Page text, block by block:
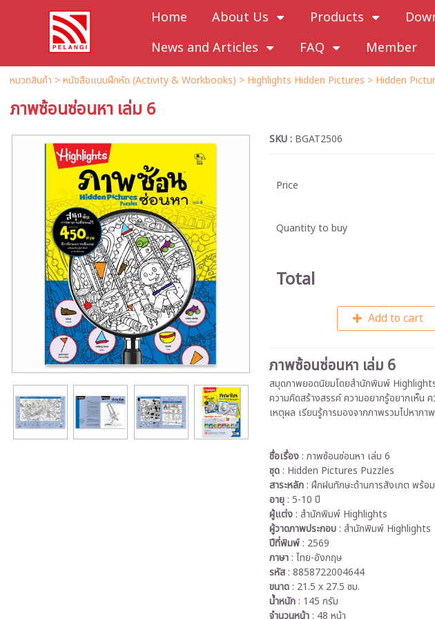
Home About Us Products
News and Articles
FAQ Member
หมวดสินค้า >หนังสือแบบฝึกหัด (Activity & Workbooks) > Highlights Hidden Pictures > Hidden
ภาพซ้อนซ่อนหา เล่ม 6
SKU : BGAT2506
Price
Quantity to buy
Total
Add to cart
ภาพซ้อนซ่อนหา เล่ม 6
สมุดภาพยอดนิยมโดยสำนักพิมพ์
ความคิดสร้างสรรค์ ความอยากรู้อยากเห็น
เหตุผล เรียนรู้การมองจากภาพรวมไปหา
ชื่อเรื่อง : ภาพซ้อนซ่อนหา เล่ม 6
ชุด: Hidden Pictures Puzzles
สาระหลัก : ฝึกฝนทักษะด้านการสังเกต พร้อ
อายุ : 5-10 ปี
ผู้แต่ง : สำนักพิมพ์ Highlights
ผู้วาดภาพประกอบ : สำนักพิมพ์ Highlights
ปีที่พิมพ์ : 2569
ภาษา : ไทย-อังกฤษ
รหัส : 8858722004644
ขนาด : 21.5 x 27.5 ซม.
น้ำหนัก : 145 กรัม
จำนวนหน้า : 48 หน้า